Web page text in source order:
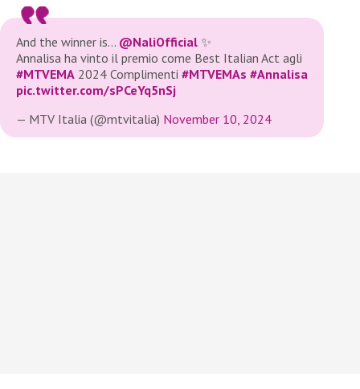
And the winner is… @NaliOfficial ✨
Annalisa ha vinto il premio come Best Italian Act agli
#MTVEMA 2024 Complimenti #MTVEMAs #Annalisa
pic.twitter.com/sPCeYq5nSj
— MTV Italia (@mtvitalia) November 10, 2024